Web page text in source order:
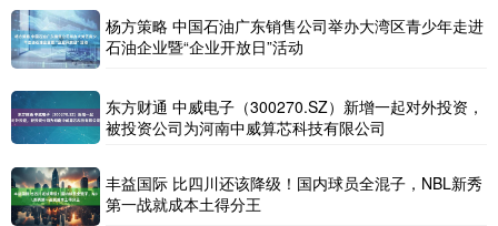
杨方策略 中国石油广东销售公司举办大湾区青少年走进
石油企业暨“企业开放日”活动
东方财通 中威电子（300270.SZ）新增一起对外投资，
被投资公司为河南中威算芯科技有限公司
丰益国际 比四川还该降级！国内球员全混子，NBL新秀
第一战就成本土得分王